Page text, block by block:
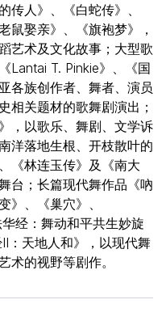
传人》、《白蛇传》、
鼠娶亲》、《旗袍梦》，
艺术及文化故事；大型歌
Lantai T. Pinkie》、《国
各族创作者、舞者、演员
相关题材的歌舞剧演出；
，以歌乐、舞剧、文学诉
洋落地生根、开枝散叶的
《林连玉传》及《南大
台；长篇现代舞作品《吶
》、《巢穴》、
经：舞动和平共生妙旋
：天地人和》，以现代舞
术的视野等剧作。